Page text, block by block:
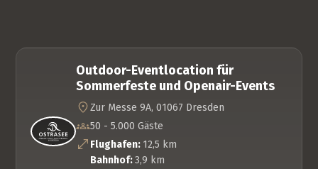
Outdoor-Eventlocation für
Sommerfeste und Openair-Events
Zur Messe 9A, 01067 Dresden
50 - 5.000 Gäste
Flughafen: 12,5 km
Bahnhof:3,9 km